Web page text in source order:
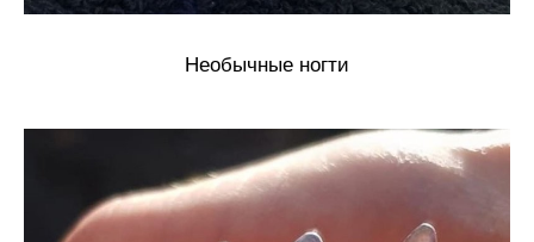
Необычные ногти